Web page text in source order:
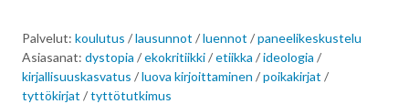
Palvelut: koulutus /lausunnot /luennot /paneelikeskustelu
Asiasanat: dystopia /ekokritiikki/etiikka /ideologia /
kirjallisuuskasvatus /luova kirjoittaminen /poikakirjat /
tyttökirjat /tyttötutkimus